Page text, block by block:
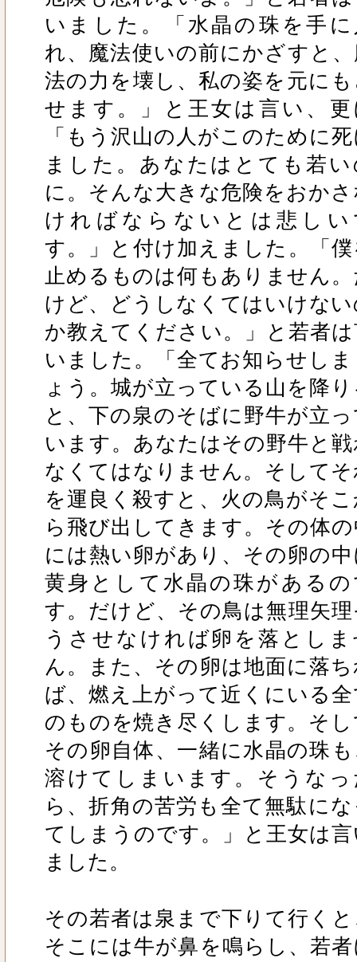
いました。「水晶の珠を手に
れ、魔法使いの前にかざすと、
法の力を壊し、私の姿を元にも
せます。」と王女は言い、更
「もう沢山の人がこのために
ました。あなたはとても若い
に。そんな大きな危険をおかさ
ければならないとは悲しい
す。」と付け加えました。「僕
止めるものは何もありません
けど、どうしなくてはいけない
か教えてください。」と若者は
いました。「全てお知らせしま
ょう。城が立っている山を降
と、下の泉のそばに野牛が立っ
います。あなたはその野牛と戦
なくてはなりません。そしてそ
を運良く殺すと、火の鳥がそこ
ら飛び出してきます。その体の
には熱い卵があり、その卵の中
黄身として水晶の珠があるの
す。だけど、その鳥は無理矢理
うさせなければ卵を落としま
ん。また、その卵は地面に落ち
ば、燃え上がって近くにいる全
のものを焼き尽くします。そし
その卵自体、一緒に水晶の珠も
溶けてしまいます。そうなっ
ら、折角の苦労も全て無駄にな
てしまうのです。」と王女は言
ました。
その若者は泉まで下りて行くと
そこには牛が鼻を鳴らし、若者